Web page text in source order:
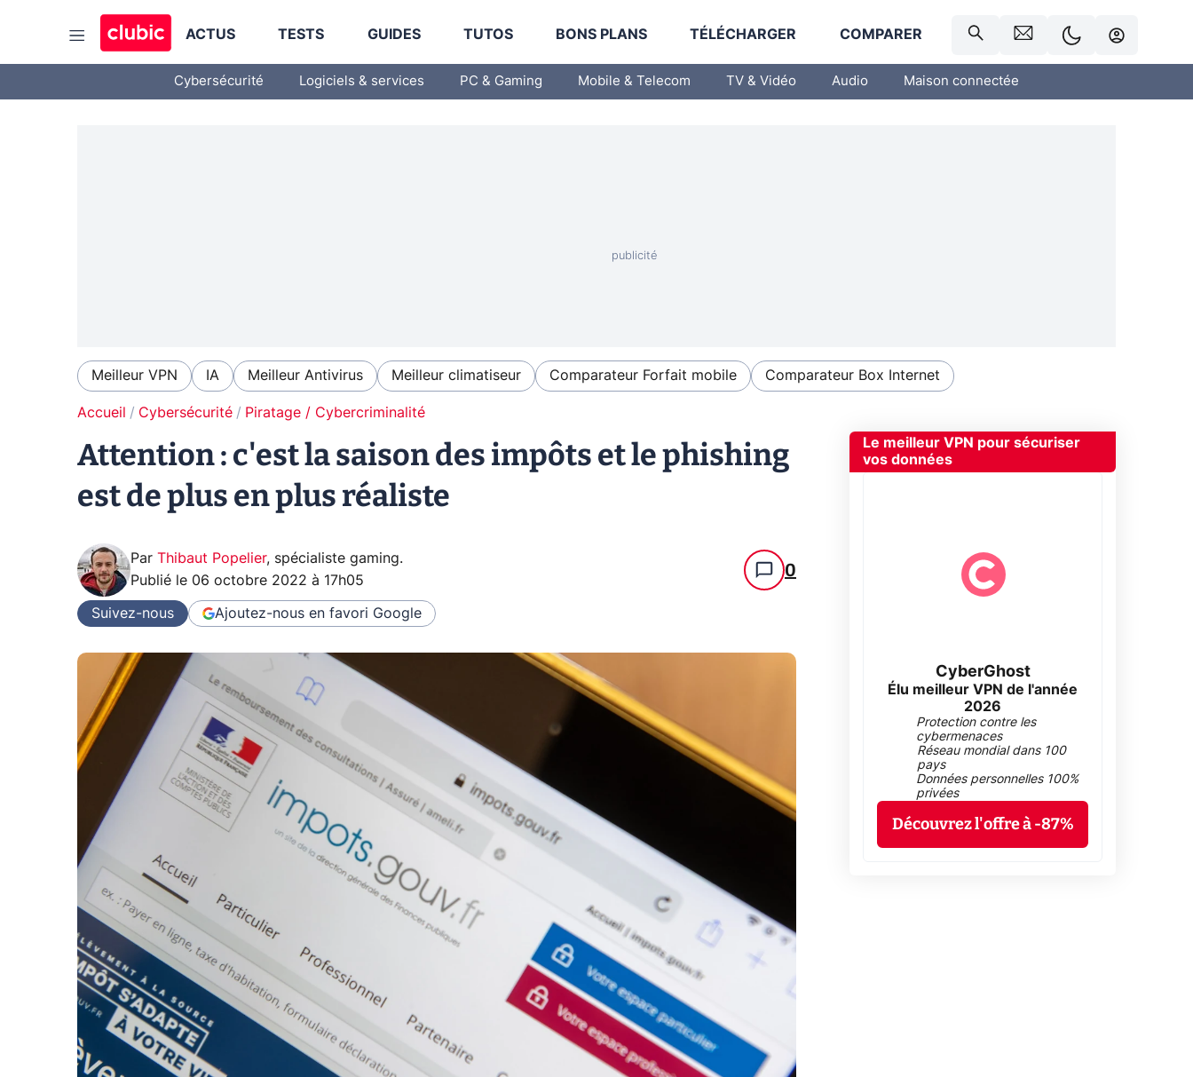
ACTUS TESTS GUIDES TUTOS BONS PLANS TÉLÉCHARGER COMPARER
Cybersécurité Logiciels & services PC & Gaming Mobile & Telecom TV & Vidéo Audio Maison connectée
Meilleur VPN IA Meilleur Antivirus Meilleur climatiseur Comparateur Forfait mobile Comparateur Box Internet
Accueil Cybersécurité Piratage / Cybercriminalité
Attention : c'est la saison des impôts et le phishing
est de plus en plus réaliste
Par Thibaut Popelier, spécialiste gaming.
Publié le 06 octobre 2022 à 17h05 0
Suivez-nous Ajoutez-nous en favori Google
Le meilleur VPN pour sécuriser
vos données
CyberGhost
Élu meilleur VPN de l'année
2026
Protection contre les
cybermenaces
Réseau mondial dans 100
pays
Données personnelles 100%
privées
Découvrez l'offre à -87%